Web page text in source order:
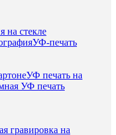
на стекле
УФ-печать
УФ печать на
УФ печать
гравировка на